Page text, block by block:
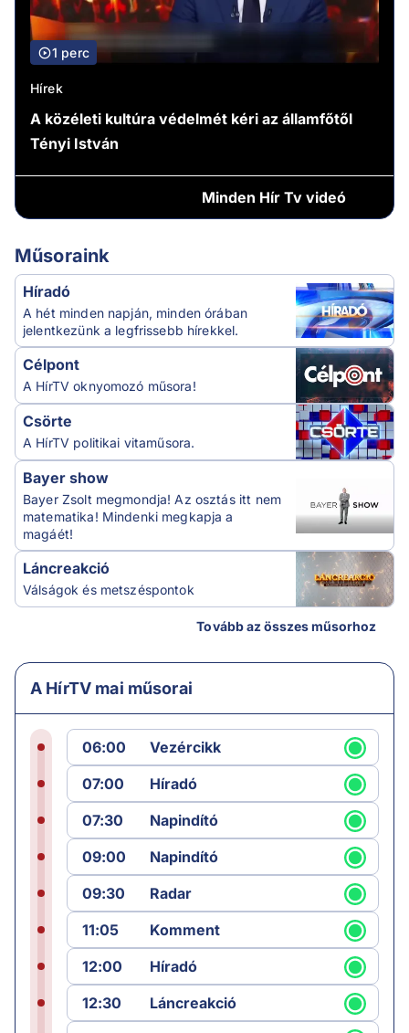
1 perc
Hírek
A közéleti kultúra védelmét kéri az államfőtől
Tényi István
Minden Hír Tv videó
Műsoraink
Híradó
A hét minden napján, minden órában
jelentkezünk a legfrissebb hírekkel.
Célpont
A HírTV oknyomozó műsora!
Csörte
A HírTV politikai vitaműsora.
Bayer show
Bayer Zsolt megmondja! Az osztás itt nem
matematika! Mindenki megkapja a
magáét!
Láncreakció
Válságok és metszéspontok
Tovább az összes műsorhoz
A HírTV mai műsorai
06:00
Vezércikk
07:00
Híradó
07:30
Napindító
09:00
Napindító
09:30
Radar
11:05
Komment
12:00
Híradó
12:30
Láncreakció